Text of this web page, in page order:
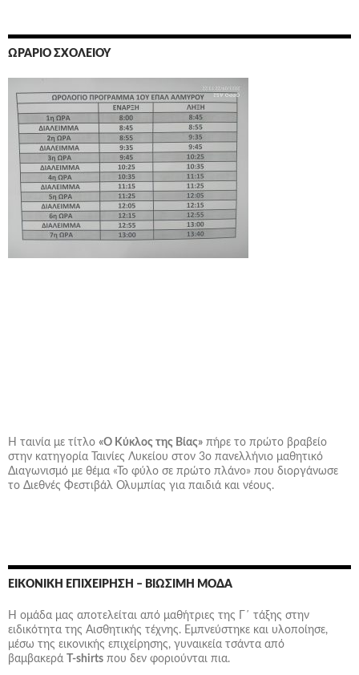
ΩΡΆΡΙΟ ΣΧΟΛΕΊΟΥ
Η ταινία με τίτλο «Ο Κύκλος της Βίας» πήρε το πρώτο βραβείο
στην κατηγορία Ταινίες Λυκείου στον 3ο πανελλήνιο μαθητικό
Διαγωνισμό με θέμα «Το φύλο σε πρώτο πλάνο» που διοργάνωσε
το Διεθνές Φεστιβάλ Ολυμπίας για παιδιά και νέους.
ΕΙΚΟΝΙΚΉ ΕΠΙΧΕΊΡΗΣΗ – ΒΙΏΣΙΜΗ ΜΌΔΑ
Η ομάδα μας αποτελείται από μαθήτριες της Γ΄ τάξης στην
ειδικότητα της Αισθητικής τέχνης. Εμπνεύστηκε και υλοποίησε,
μέσω της εικονικής επιχείρησης, γυναικεία τσάντα από
βαμβακερά
T-shirts που δεν φοριούνται πια.